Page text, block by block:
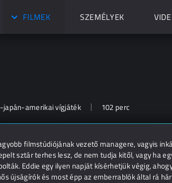
FILMEK SZEMÉLYEK
japán-amerikai vígjáték 102 perc
filmstúdiójának vezető managere, vagyis
sztár terhes lesz, de nem tudja kitől, vagy ha
Eddie egy ilyen napját kísérhetjük végig,
újságírók és most épp az emberrablók által rá